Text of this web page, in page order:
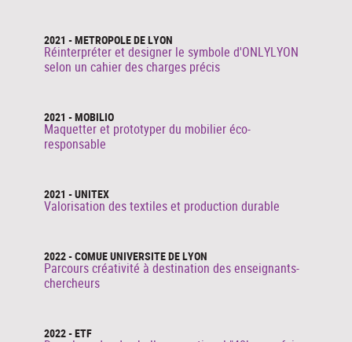
2021 - METROPOLE DE LYON
Réinterpréter et designer le symbole d'ONLYLYON
selon un cahier des charges précis
2021 - MOBILIO
Maquetter et prototyper du mobilier éco-
responsable
2021 - UNITEX
Valorisation des textiles et production durable
2022 - COMUE UNIVERSITE DE LYON
Parcours créativité à destination des enseignants-
chercheurs
2022 - ETF